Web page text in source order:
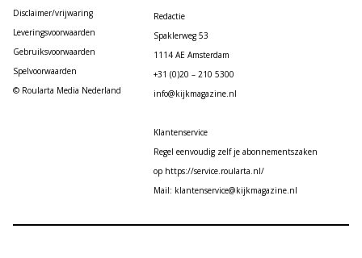
Disclaimer/vrijwaring
Leveringsvoorwaarden
Gebruiksvoorwaarden
Spelvoorwaarden
© Roularta Media Nederland
Redactie
Spaklerweg 53
1114 AE Amsterdam
+31 (0)20 – 210 5300
info@kijkmagazine.nl
Klantenservice
Regel eenvoudig zelf je abonnementszaken
op https://service.roularta.nl/
Mail: klantenservice@kijkmagazine.nl